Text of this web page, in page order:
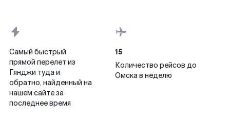
Самый быстрый
прямой перелет из
Гянджи туда и
обратно, найденный на
нашем сайте за
последнее время
15
Количество рейсов до
Омска в неделю